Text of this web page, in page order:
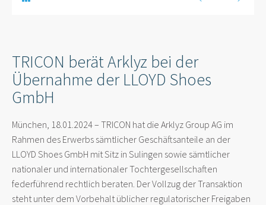
TRICON berät Arklyz bei der
Übernahme der LLOYD Shoes
GmbH
München, 18.01.2024 – TRICON hat die Arklyz Group AG im
Rahmen des Erwerbs sämtlicher Geschäftsanteile an der
LLOYD Shoes GmbH mit Sitz in Sulingen sowie sämtlicher
nationaler und internationaler Tochtergesellschaften
federführend rechtlich beraten. Der Vollzug der Transaktion
steht unter dem Vorbehalt üblicher regulatorischer Freigaben